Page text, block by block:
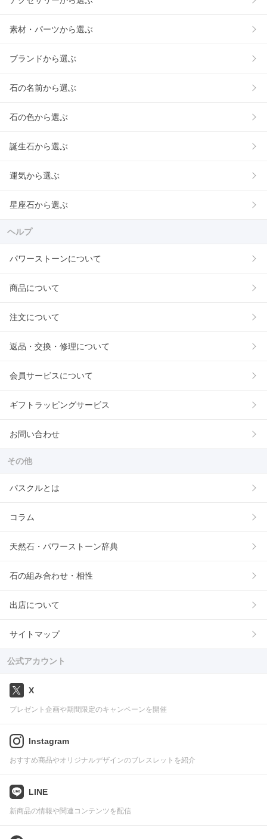
素材・パーツから選ぶ
ブランドから選ぶ
石の名前から選ぶ
石の色から選ぶ
誕生石から選ぶ
運気から選ぶ
星座石から選ぶ
ヘルプ
パワーストーンについて
商品について
注文について
返品・交換・修理について
会員サービスについて
ギフトラッピングサービス
お問い合わせ
その他
パスクルとは
コラム
天然石・パワーストーン辞典
石の組み合わせ・相性
出店について
サイトマップ
公式アカウント
X
プレゼント企画や期間限定のキャンペーンを開催
Instagram
おすすめ商品やオリジナルデザインのブレスレットを紹介
LINE
新商品の情報や関連コンテンツを配信